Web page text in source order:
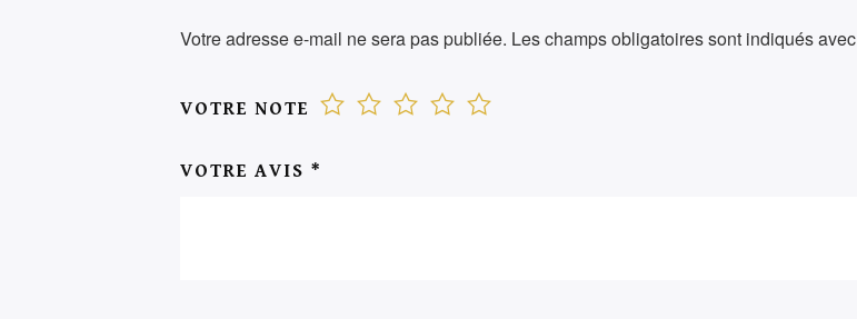
Votre adresse e-mail ne sera pas publiée. Les champs obligatoires sont indiqués avec
VOTRE NOTE
VOTRE AVIS *